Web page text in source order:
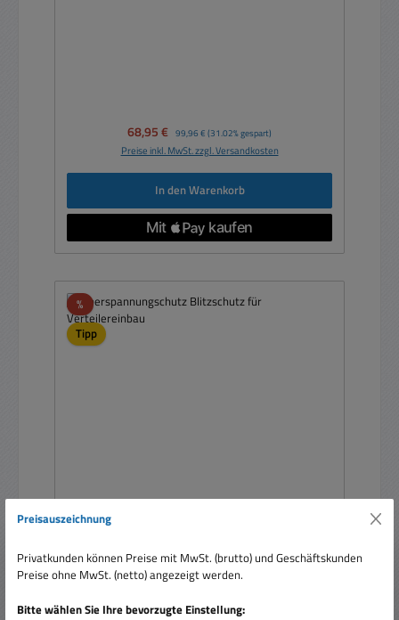
Verkaufspreis:
68,95 € Regulärer Preis:
99,96 € (31.02% gespart)
Preise inkl. MwSt. zzgl. Versandkosten
In den Warenkorb
%Rabatt
Tipp
Überspannungschutz Blitzschutz für
Preisauszeichnung
Privatkunden können Preise mit MwSt. (brutto) und Geschäftskunden
Preise ohne MwSt. (netto) angezeigt werden.
Bitte wählen Sie Ihre bevorzugte Einstellung: